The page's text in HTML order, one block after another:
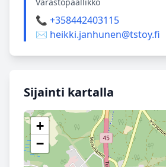
📞 +358442403115
✉️ heikki.janhunen@tstoy.fi
Sijainti kartalla
+
−